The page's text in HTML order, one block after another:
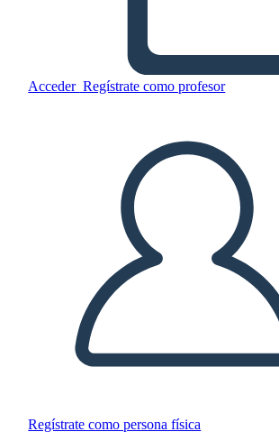
Acceder Regístrate como profesor
Regístrate como persona física
JUEGO DE DIAPOSITIVAS
LEERME